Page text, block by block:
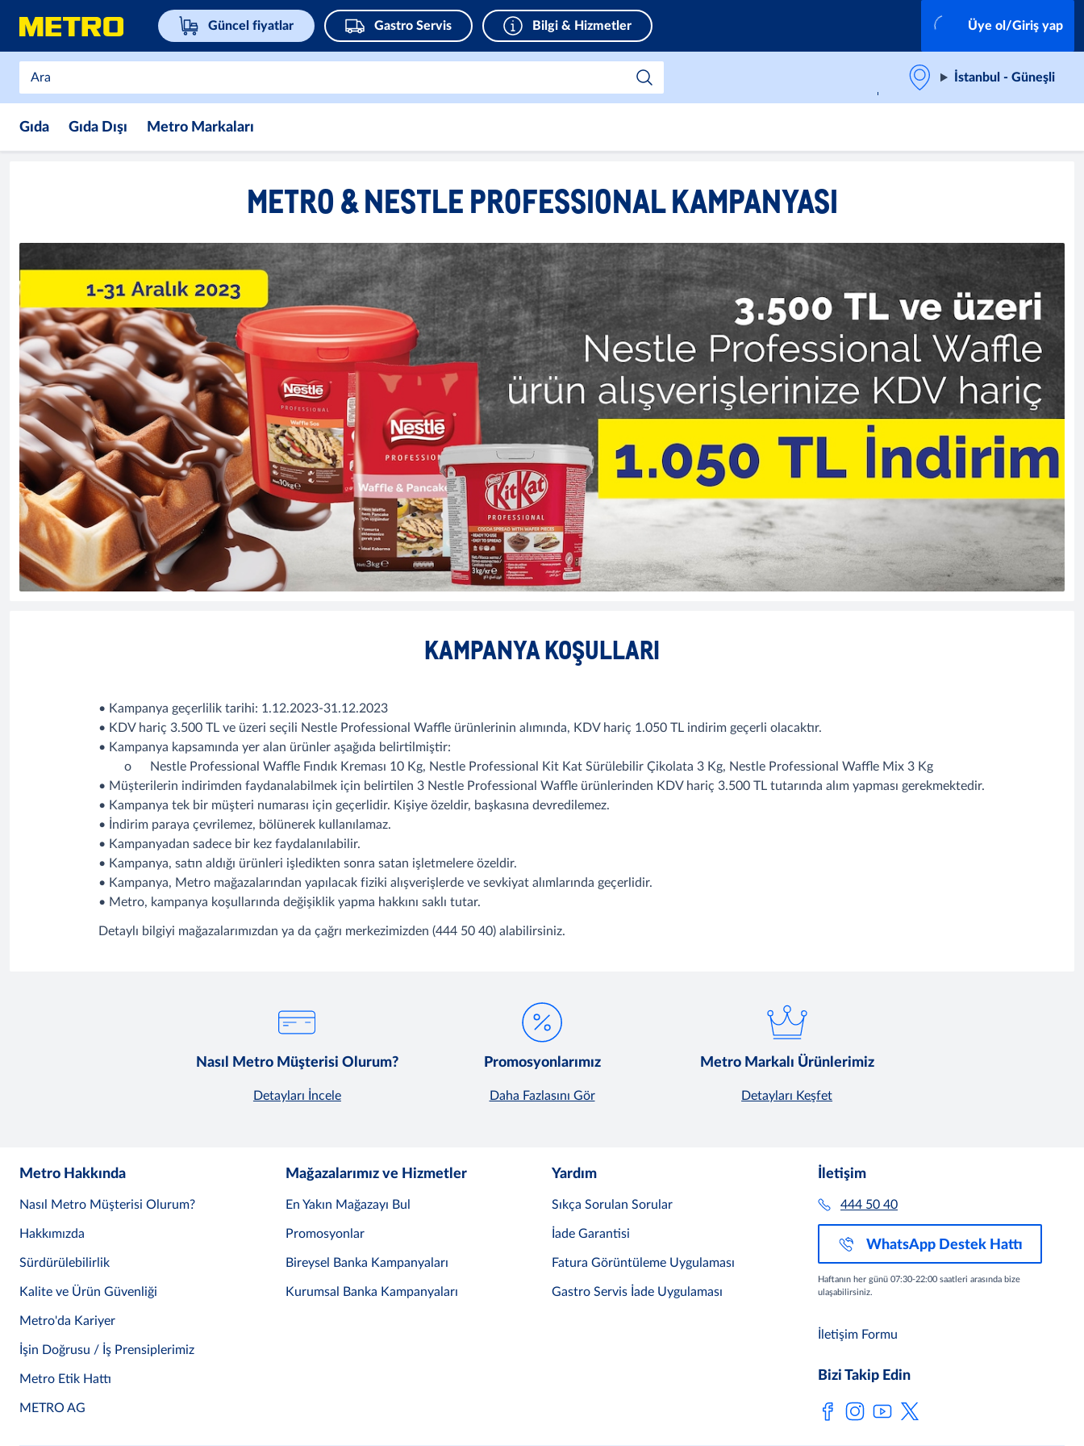
Güncel fiyatlar Gastro Servis Bilgi & Hizmetler Üye ol/Giriş yap
İstanbul - Güneşli
Gıda Gıda Dışı Metro Markaları
METRO & NESTLE PROFESSIONAL KAMPANYASI
KAMPANYA KOŞULLARI
• Kampanya geçerlilik tarihi: 1.12.2023-31.12.2023
• KDV hariç 3.500 TL ve üzeri seçili Nestle Professional Waffle ürünlerinin alımında, KDV hariç 1.050 TL indirim geçerli olacaktır.
• Kampanya kapsamında yer alan ürünler aşağıda belirtilmiştir:
o
Nestle Professional Waffle Fındık Kreması 10 Kg, Nestle Professional Kit Kat Sürülebilir Çikolata 3 Kg, Nestle Professional Waffle Mix 3 Kg
• Müşterilerin indirimden faydanalabilmek için belirtilen 3 Nestle Professional Waffle ürünlerinden KDV hariç 3.500 TL tutarında alım yapması gerekmektedir.
• Kampanya tek bir müşteri numarası için geçerlidir. Kişiye özeldir, başkasına devredilemez.
• İndirim paraya çevrilemez, bölünerek kullanılamaz.
• Kampanyadan sadece bir kez faydalanılabilir.
• Kampanya, satın aldığı ürünleri işledikten sonra satan işletmelere özeldir.
• Kampanya, Metro mağazalarından yapılacak fiziki alışverişlerde ve sevkiyat alımlarında geçerlidir.
• Metro, kampanya koşullarında değişiklik yapma hakkını saklı tutar.
Detaylı bilgiyi mağazalarımızdan ya da çağrı merkezimizden (444 50 40) alabilirsiniz.
Nasıl Metro Müşterisi Olurum?
Detayları İncele
Promosyonlarımız
Daha Fazlasını Gör
Metro Markalı Ürünlerimiz
Detayları Keşfet
Metro Hakkında
Nasıl Metro Müşterisi Olurum?
Hakkımızda
Sürdürülebilirlik
Kalite ve Ürün Güvenliği
Metro'da Kariyer
İşin Doğrusu / İş Prensiplerimiz
Metro Etik Hattı
METRO AG
Mağazalarımız ve Hizmetler
En Yakın Mağazayı Bul
Promosyonlar
Bireysel Banka Kampanyaları
Kurumsal Banka Kampanyaları
Yardım
Sıkça Sorulan Sorular
İade Garantisi
Fatura Görüntüleme Uygulaması
Gastro Servis İade Uygulaması
İletişim
444 50 40
WhatsApp Destek Hattı
Haftanın her günü 07:30-22:00 saatleri arasında bize
ulaşabilirsiniz.
İletişim Formu
Bizi Takip Edin